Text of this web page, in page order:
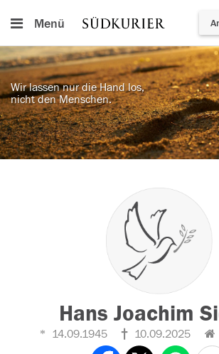
Menü
Wir lassen nur die Hand los,
nicht den Menschen.
Hans Joachim
14.09.1945 10.09.2025